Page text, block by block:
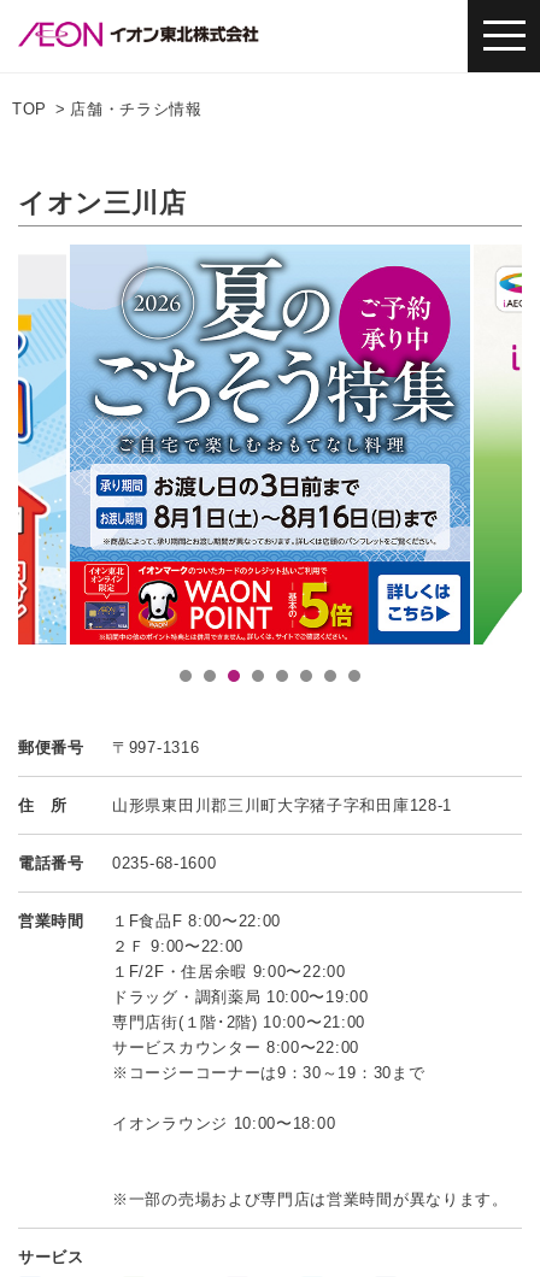
TOP 店舗・チラシ情報
イオン三川店
郵便番号 〒997-1316
住 所 山形県東田川郡三川町大字猪子字和田庫128-1
電話番号 0235-68-1600
営業時間
１F食品F 8:00〜22:00
２Ｆ 9:00〜22:00
１F/2F・住居余暇 9:00〜22:00
ドラッグ・調剤薬局 10:00〜19:00
専門店街(１階･2階) 10:00〜21:00
サービスカウンター 8:00〜22:00
※コージーコーナーは9：30～19：30まで
イオンラウンジ 10:00〜18:00
※一部の売場および専門店は営業時間が異なります。
サービス